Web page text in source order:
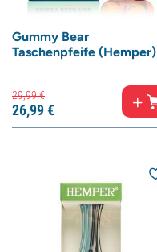
Gummy Bear
Taschenpfeife (Hemper)
29,99€
26,99€